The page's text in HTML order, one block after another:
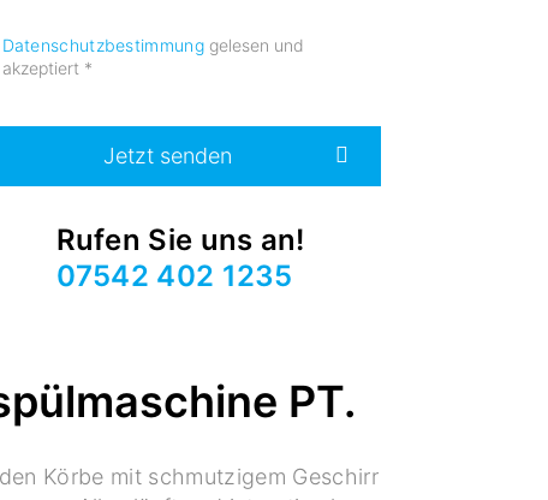
Datenschutzbestimmunggelesen und
akzeptiert *
Jetzt senden
Rufen Sie uns an!
07542 402 1235
PT.
Körbe mit schmutzigem Geschirr